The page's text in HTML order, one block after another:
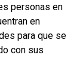
personas en
en
para que se
con sus